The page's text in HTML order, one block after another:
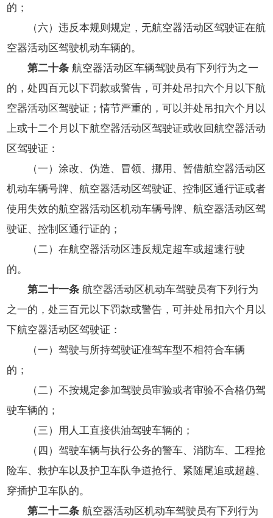
的；
（六）违反本规则规定，无航空器活动区驾驶证在航
空器活动区驾驶机动车辆的。
第二十条航空器活动区车辆驾驶员有下列行为之一
的，处四百元以下罚款或警告，可并处吊扣六个月以下航
空器活动区驾驶证；情节严重的，可以并处吊扣六个月以
上或十二个月以下航空器活动区驾驶证或收回航空器活动
区驾驶证：
（一）涂改、伪造、冒领、挪用、暂借航空器活动区
机动车辆号牌、航空器活动区驾驶证、控制区通行证或者
使用失效的航空器活动区机动车辆号牌、航空器活动区驾
驶证、控制区通行证的；
（二）在航空器活动区违反规定超车或超速行驶
的。
第二十一条航空器活动区机动车驾驶员有下列行为
之一的，处三百元以下罚款或警告，可并处吊扣六个月以
下航空器活动区驾驶证：
（一）驾驶与所持驾驶证准驾车型不相符合车辆
的；
（二）不按规定参加驾驶员审验或者审验不合格仍驾
驶车辆的；
（三）用人工直接供油驾驶车辆的；
（四）驾驶车辆与执行公务的警车、消防车、工程抢
险车、救护车以及护卫车队争道抢行、紧随尾追或超越、
穿插护卫车队的。
第二十二条航空器活动区机动车驾驶员有下列行为